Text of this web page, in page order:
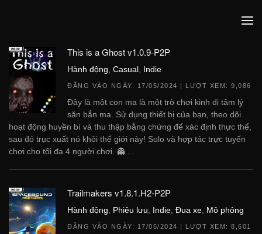
This is a Ghost v1.0.9-P2P
Hành động Casual Indie
ĐĂNG VÀO NGÀY: 17/05/2024 | LƯỢT XEM: 9,086
Đây là một con ma là một trò chơi kinh dị tâm lý
săn bắn ma. Sử dụng thiết bị của bạn, theo dõi
hoạt động huyền bí và thu thập bằng chứng để xác định thực thể,
sau đó trục xuất nó khỏi thế giới này! Solo và hợp tác trực tuyến
chơi cho tối đa 4 người chơi. 👻 ...
Trailmakers v1.8.1.H2-P2P
Hành động Phiêu lưu Indie Đua xe Mô phỏng
ĐĂNG VÀO NGÀY: 17/05/2024 | LƯỢT XEM: 8,601